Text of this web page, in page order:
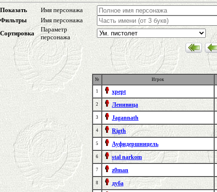
Показать
Имя персонажа
Фильтры
Имя персонажа
Сортировка
Параметр
персонажа
№ Игрок
1 xpept
2 Ленивица
3 Jagannath
4 Rigth
5 Ауфидершницель
6 stal narkom
7 z0man
8 дуба